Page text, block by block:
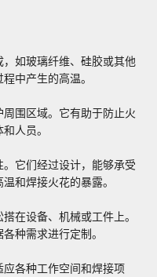
如玻璃纤维、硅胶或其他
中产生的高温。
围区域。它有助于防止火
人员。
它们经过设计，能够承受
和焊接火花的暴露。
在设备、机械或工件上。
种需求进行定制。
各种工作空间和焊接项